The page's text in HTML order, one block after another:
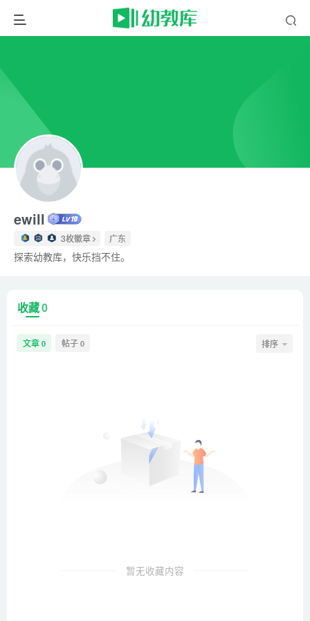
ewill
3枚徽章 广东
探索幼教库，快乐挡不住。
收藏0
文章 0 帖子 0 排序
暂无收藏内容